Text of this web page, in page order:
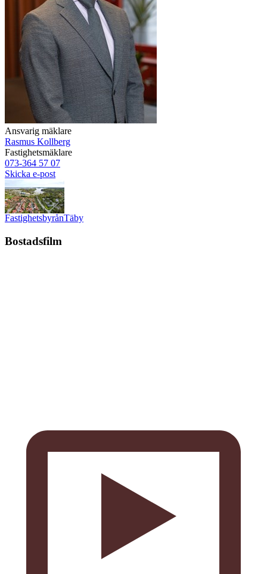
Ansvarig mäklare
Rasmus Kollberg
Fastighetsmäklare
073-364 57 07
Skicka e-post
FastighetsbyrånTäby
Bostadsfilm